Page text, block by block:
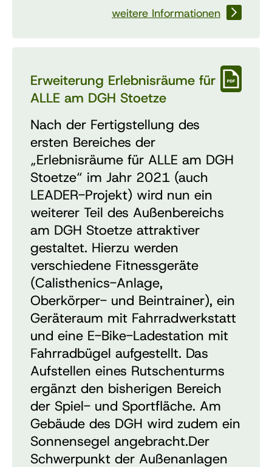
weitere Informationen
Erweiterung Erlebnisräume für
ALLE am DGH Stoetze
Nach der Fertigstellung des
ersten Bereiches der
„Erlebnisräume für ALLE am DGH
Stoetze“ im Jahr 2021 (auch
LEADER-Projekt) wird nun ein
weiterer Teil des Außenbereichs
am DGH Stoetze attraktiver
gestaltet. Hierzu werden
verschiedene Fitnessgeräte
(Calisthenics-Anlage,
Oberkörper- und Beintrainer), ein
Geräteraum mit Fahrradwerkstatt
und eine E-Bike-Ladestation mit
Fahrradbügel aufgestellt. Das
Aufstellen eines Rutschenturms
ergänzt den bisherigen Bereich
der Spiel- und Sportfläche. Am
Gebäude des DGH wird zudem ein
Sonnensegel angebracht.Der
Schwerpunkt der Außenanlagen